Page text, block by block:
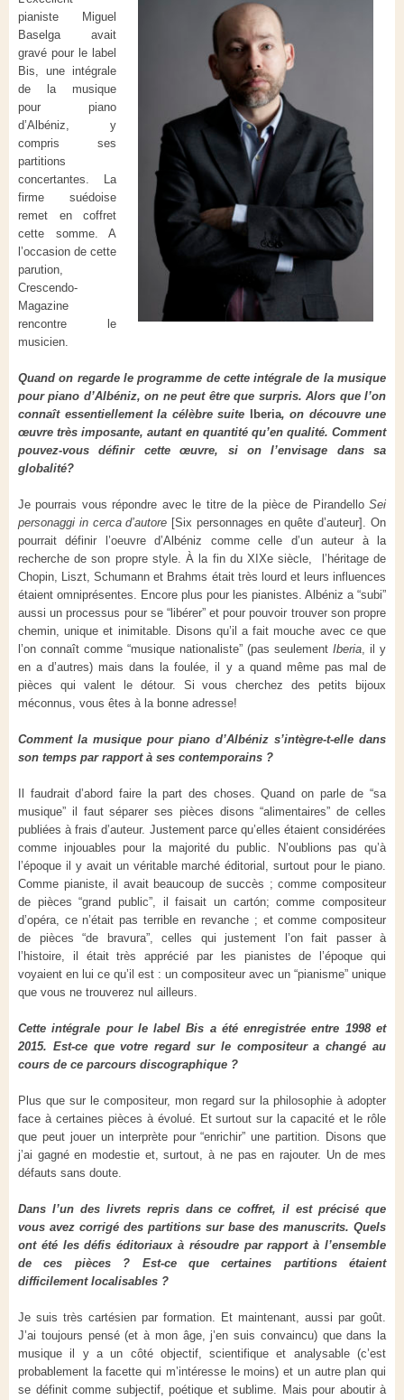
pianiste Miguel
Baselga avait
gravé pour le label
Bis, une intégrale
de la musique
pour piano
d’Albéniz, y
compris ses
partitions
concertantes. La
firme suédoise
remet en coffret
cette somme. A
l’occasion de cette
parution,
Crescendo-
Magazine
rencontre le
musicien.
Quand on regarde le programme de cette intégrale de la musique
pour piano d’Albéniz, on ne peut être que surpris. Alors que l’on
connaît essentiellement la célèbre suite
Iberia, on découvre une
œuvre très imposante, autant en quantité qu’en qualité. Comment
pouvez-vous définir cette œuvre, si on l’envisage dans sa
globalité?
Je pourrais vous répondre avec le titre de la pièce de Pirandello Sei
personaggi in cerca d’autore [Six personnages en quête d’auteur]. On
pourrait définir l’oeuvre d’Albéniz comme celle d’un auteur à la
recherche de son propre style. À la fin du XIXe siècle, l’héritage de
Chopin, Liszt, Schumann et Brahms était très lourd et leurs influences
étaient omniprésentes. Encore plus pour les pianistes. Albéniz a “subi”
aussi un processus pour se “libérer” et pour pouvoir trouver son propre
chemin, unique et inimitable. Disons qu’il a fait mouche avec ce que
l’on connaît comme “musique nationaliste” (pas seulement Iberia, il y
en a d’autres) mais dans la foulée, il y a quand même pas mal de
pièces qui valent le détour. Si vous cherchez des petits bijoux
méconnus, vous êtes à la bonne adresse!
Comment la musique pour piano d’Albéniz s’intègre-t-elle dans
son temps par rapport à ses contemporains ?
Il faudrait d’abord faire la part des choses. Quand on parle de “sa
musique” il faut séparer ses pièces disons “alimentaires” de celles
publiées à frais d’auteur. Justement parce qu’elles étaient considérées
comme injouables pour la majorité du public. N’oublions pas qu’à
l’époque il y avait un véritable marché éditorial, surtout pour le piano.
Comme pianiste, il avait beaucoup de succès ; comme compositeur
de pièces “grand public”, il faisait un cartón; comme compositeur
d’opéra, ce n’était pas terrible en revanche ; et comme compositeur
de pièces “de bravura”, celles qui justement l’on fait passer à
l’histoire, il était très apprécié par les pianistes de l’époque qui
voyaient en lui ce qu’il est : un compositeur avec un “pianisme” unique
que vous ne trouverez nul ailleurs.
Cette intégrale pour le label Bis a été enregistrée entre 1998 et
2015. Est-ce que votre regard sur le compositeur a changé au
cours de ce parcours discographique ?
Plus que sur le compositeur, mon regard sur la philosophie à adopter
face à certaines pièces à évolué. Et surtout sur la capacité et le rôle
que peut jouer un interprète pour “enrichir” une partition. Disons que
j’ai gagné en modestie et, surtout, à ne pas en rajouter. Un de mes
défauts sans doute.
Dans l’un des livrets repris dans ce coffret, il est précisé que
vous avez corrigé des partitions sur base des manuscrits. Quels
ont été les défis éditoriaux à résoudre par rapport à l’ensemble
de ces pièces ? Est-ce que certaines partitions étaient
difficilement localisables ?
Je suis très cartésien par formation. Et maintenant, aussi par goût.
J’ai toujours pensé (et à mon âge, j’en suis convaincu) que dans la
musique il y a un côté objectif, scientifique et analysable (c’est
probablement la facette qui m’intéresse le moins) et un autre plan qui
se définit comme subjectif, poétique et sublime. Mais pour aboutir à